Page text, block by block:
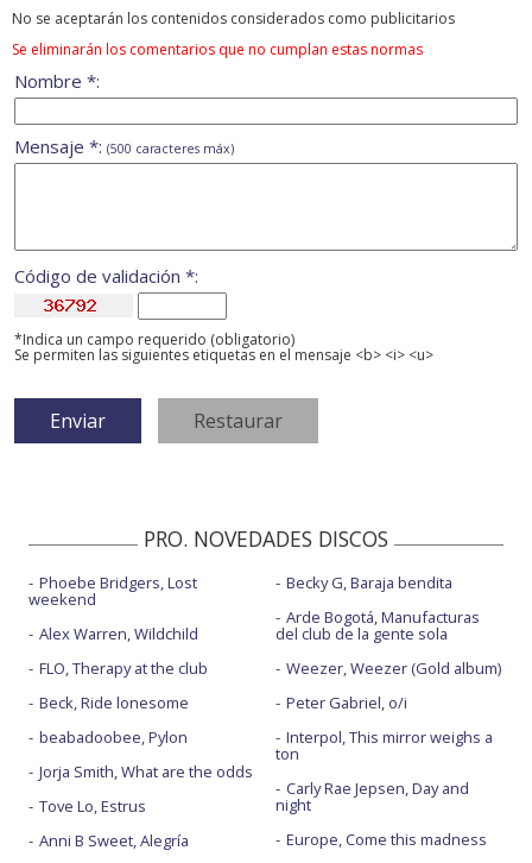
No se aceptarán los contenidos considerados como publicitarios
Se eliminarán los comentarios que no cumplan estas normas
Nombre *:
Mensaje *: (500 caracteres máx)
Código de validación *:
*Indica un campo requerido (obligatorio)
Se permiten las siguientes etiquetas en el mensaje <b> <i> <u>
PRO. NOVEDADES DISCOS
Phoebe Bridgers, Lost
weekend
Alex Warren, Wildchild
FLO, Therapy at the club
Beck, Ride lonesome
beabadoobee, Pylon
Jorja Smith, What are the odds
Tove Lo, Estrus
Anni B Sweet, Alegría
Becky G, Baraja bendita
Arde Bogotá, Manufacturas
del club de la gente sola
Weezer, Weezer (Gold album)
Peter Gabriel, o/i
Interpol, This mirror weighs a
ton
Carly Rae Jepsen, Day and
night
Europe, Come this madness